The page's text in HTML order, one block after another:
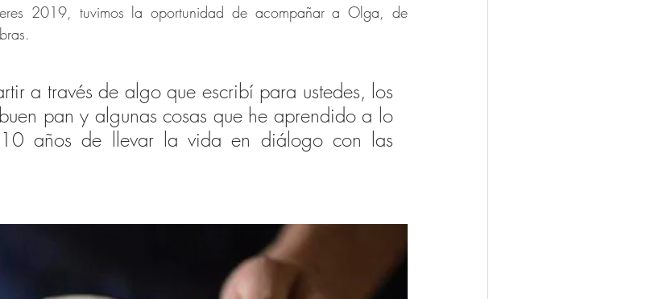
2019, tuvimos la oportunidad de acompañar a Olga, de
a través de algo que escribí para ustedes, los
pan y algunas cosas que he aprendido a lo
años de llevar la vida en diálogo con las